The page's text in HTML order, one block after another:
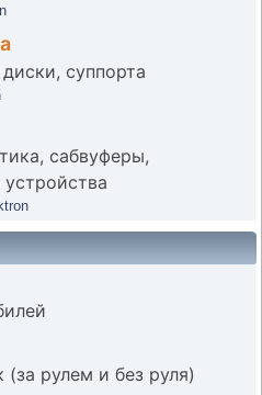
суппорта
сабвуферы,
рулем и без руля)